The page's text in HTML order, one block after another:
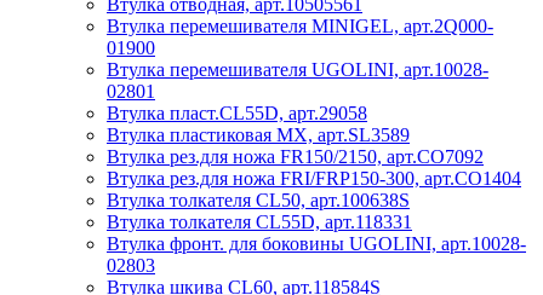
Втулка отводная, арт.10505561
Втулка перемешивателя MINIGEL, арт.2Q000-
01900
Втулка перемешивателя UGOLINI, арт.10028-
02801
Втулка пласт.CL55D, арт.29058
Втулка пластиковая MX, арт.SL3589
Втулка рез.для ножа FR150/2150, арт.CO7092
Втулка рез.для ножа FRI/FRP150-300, арт.CO1404
Втулка толкателя CL50, арт.100638S
Втулка толкателя CL55D, арт.118331
Втулка фронт. для боковины UGOLINI, арт.10028-
02803
Втулка шкива CL60, арт.118584S